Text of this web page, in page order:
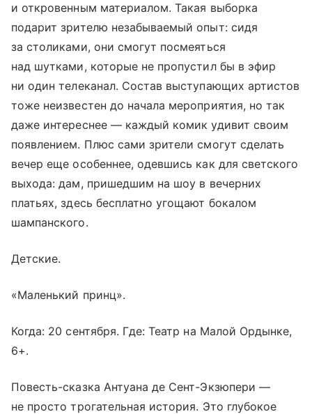
и откровенным материалом. Такая выборка
подарит зрителю незабываемый опыт: сидя
за столиками, они смогут посмеяться
над шутками, которые не пропустил бы в эфир
ни один телеканал. Состав выступающих артистов
тоже неизвестен до начала мероприятия, но так
даже интереснее — каждый комик удивит своим
появлением. Плюс сами зрители смогут сделать
вечер еще особеннее, одевшись как для светского
выхода: дам, пришедшим на шоу в вечерних
платьях, здесь бесплатно угощают бокалом
шампанского.
Детские.
«Маленький принц».
Когда: 20 сентября. Где: Театр на Малой Ордынке,
6+.
Повесть-сказка Антуана де Сент-Экзюпери —
не просто трогательная история. Это глубокое